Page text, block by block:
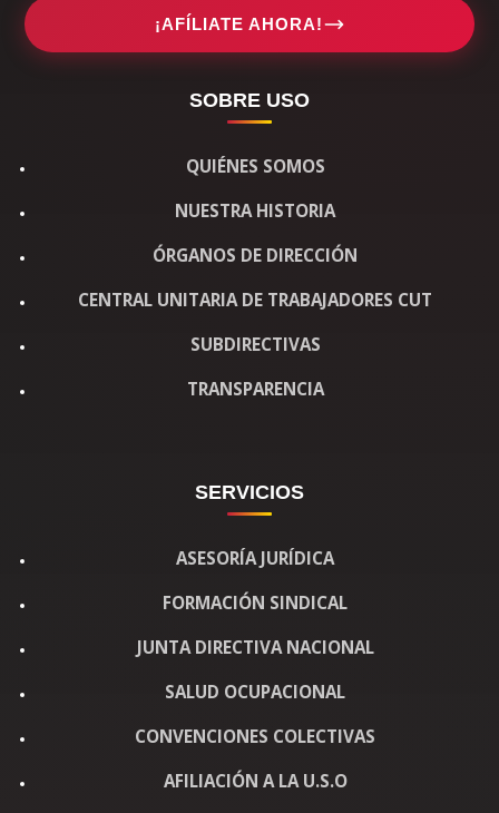
¡AFÍLIATE AHORA!
SOBRE USO
QUIÉNES SOMOS
NUESTRA HISTORIA
ÓRGANOS DE DIRECCIÓN
CENTRAL UNITARIA DE TRABAJADORES CUT
SUBDIRECTIVAS
TRANSPARENCIA
SERVICIOS
ASESORÍA JURÍDICA
FORMACIÓN SINDICAL
JUNTA DIRECTIVA NACIONAL
SALUD OCUPACIONAL
CONVENCIONES COLECTIVAS
AFILIACIÓN A LA U.S.O